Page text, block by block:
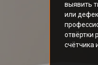
выявить
или
отвёртки
счётчика